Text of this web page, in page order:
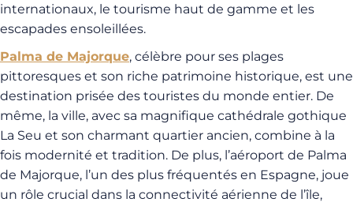
internationaux, le tourisme haut de gamme et les
escapades ensoleillées.
Palma de Majorque, célèbre pour ses plages
pittoresques et son riche patrimoine historique, est une
destination prisée des touristes du monde entier. De
même, la ville, avec sa magnifique cathédrale gothique
La Seu et son charmant quartier ancien, combine à la
fois modernité et tradition. De plus, l’aéroport de Palma
de Majorque, l’un des plus fréquentés en Espagne, joue
un rôle crucial dans la connectivité aérienne de l’île,